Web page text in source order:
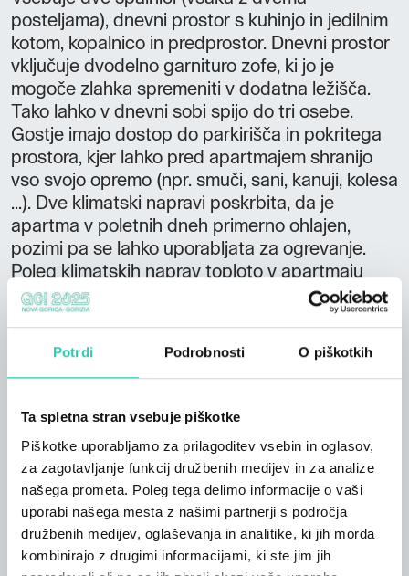
Potrdi Podrobnosti O piškotkih
Ta spletna stran vsebuje piškotke
Piškotke uporabljamo za prilagoditev vsebin in oglasov,
za zagotavljanje funkcij družbenih medijev in za analize
našega prometa. Poleg tega delimo informacije o vaši
uporabi našega mesta z našimi partnerji s področja
družbenih medijev, oglaševanja in analitike, ki jih morda
kombinirajo z drugimi informacijami, ki ste jim jih
posteljama), dnevni prostor s kuhinjo in jedilnim
kotom, kopalnico in predprostor. Dnevni prostor
vključuje dvodelno garnituro zofe, ki jo je
mogoče zlahka spremeniti v dodatna ležišča.
Tako lahko v dnevni sobi spijo do tri osebe.
Gostje imajo dostop do parkirišča in pokritega
prostora, kjer lahko pred apartmajem shranijo
vso svojo opremo (npr. smuči, sani, kanuji, kolesa
...). Dve klimatski napravi poskrbita, da je
apartma v poletnih dneh primerno ohlajen,
pozimi pa se lahko uporabljata za ogrevanje.
Poleg klimatskih naprav toploto v apartmaju
zagotavljajo radiatorji in talno ogrevanje (sistem
centralnega ogrevanja). Ob apartmaju je velik
Iz apartmaja se razprostira čudovit razgled na
vsakodnevne izlete. Našim gostom pomagamo
dejavnostih in dogodkih v okolici. V bližnjih
vaseh so na voljo gostilne z domačo hrano in
trgovine, do bližnjih mest (Bovec, Kobarid,
Tolmin, Most na Soči) pa vozi redna avtobusna
linija. Gostom so na voljo 4 kolesa, ki jih lahko
uporabljajo brezplačno.